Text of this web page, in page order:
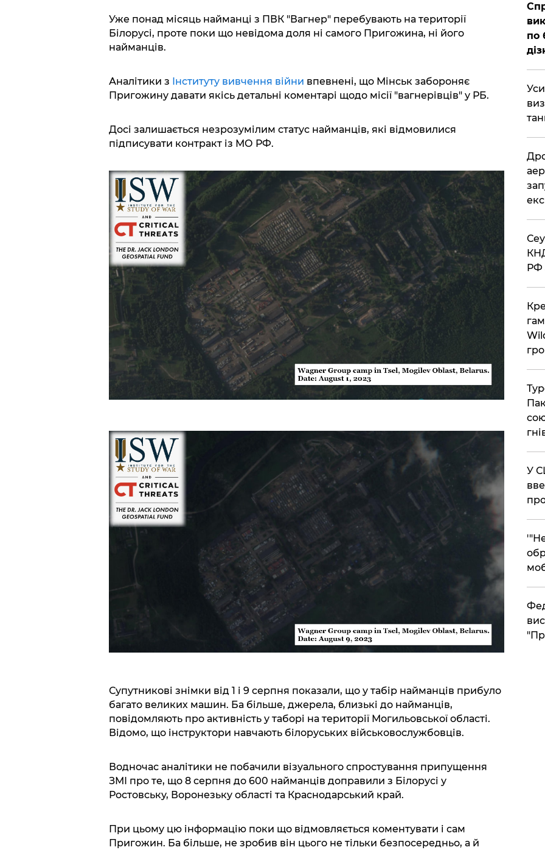
Уже понад місяць найманці з ПВК "Вагнер" перебувають на території
Білорусі, проте поки що невідома доля ні самого Пригожина, ні його
найманців.
Аналітики з Інституту вивчення війни впевнені, що Мінськ забороняє
Пригожину давати якісь детальні коментарі щодо місії "вагнерівців" у РБ.
Досі залишається незрозумілим статус найманців, які відмовилися
підписувати контракт із МО РФ.
Супутникові знімки від 1 і 9 серпня показали, що у табір найманців прибуло
багато великих машин. Ба більше, джерела, близькі до найманців,
повідомляють про активність у таборі на території Могильовської області.
Відомо, що інструктори навчають білоруських військовослужбовців.
Водночас аналітики не побачили візуального спростування припущення
ЗМІ про те, що 8 серпня до 600 найманців доправили з Білорусі у
Ростовську, Воронезьку області та Краснодарський край.
При цьому цю інформацію поки що відмовляється коментувати і сам
Пригожин. Ба більше, не зробив він цього не тільки безпосередньо, а й
по
РФ
​У